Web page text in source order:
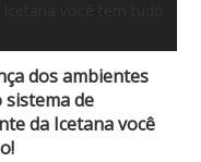
dos ambientes
sistema de
da Icetana você